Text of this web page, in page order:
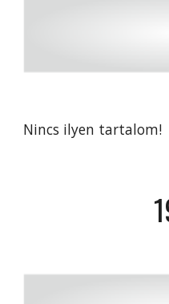
Nincs ilyen tartalom!